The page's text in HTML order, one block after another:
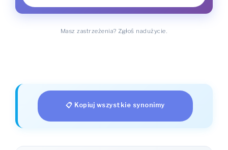
Masz zastrzeżenia? Zgłoś nadużycie.
📋 Kopiuj wszystkie synonimy